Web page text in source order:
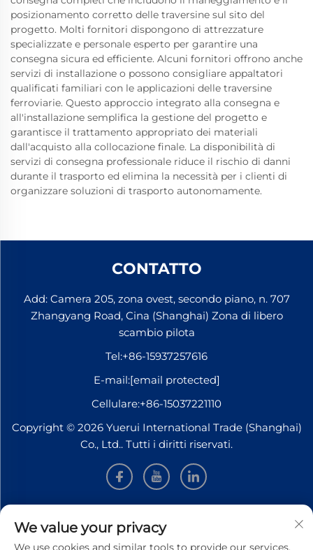
posizionamento corretto delle traversine sul sito del
progetto. Molti fornitori dispongono di attrezzature
specializzate e personale esperto per garantire una
consegna sicura ed efficiente. Alcuni fornitori offrono anche
servizi di installazione o possono consigliare appaltatori
qualificati familiari con le applicazioni delle traversine
ferroviarie. Questo approccio integrato alla consegna e
all'installazione semplifica la gestione del progetto e
garantisce il trattamento appropriato dei materiali
dall'acquisto alla collocazione finale. La disponibilità di
servizi di consegna professionale riduce il rischio di danni
durante il trasporto ed elimina la necessità per i clienti di
organizzare soluzioni di trasporto autonomamente.
CONTATTO
Add: Camera 205, zona ovest, secondo piano, n. 707
Zhangyang Road, Cina (Shanghai) Zona di libero
scambio pilota
Tel:+86-15937257616
E-mail:[email protected]
Cellulare:+86-15037221110
Copyright © 2026 Yuerui International Trade (Shanghai)
Co., Ltd.. Tutti i diritti riservati.
INFORMAZIONI
We value your privacy
We use cookies and similar tools to provide our services.